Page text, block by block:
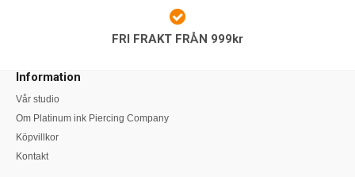
FRI FRAKT FRÅN 999kr
Information
Vår studio
Om Platinum ink Piercing Company
Köpvillkor
Kontakt